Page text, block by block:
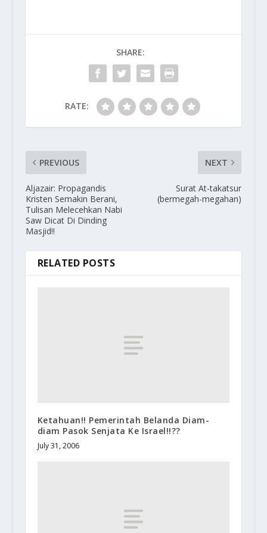
SHARE:
RATE:
PREVIOUS
Aljazair: Propagandis
Kristen Semakin Berani,
Tulisan Melecehkan Nabi
Saw Dicat Di Dinding
Masjid!!
NEXT
Surat At-takatsur
(bermegah-megahan)
RELATED POSTS
Ketahuan!! Pemerintah Belanda Diam-
diam Pasok Senjata Ke Israel!!??
July 31, 2006